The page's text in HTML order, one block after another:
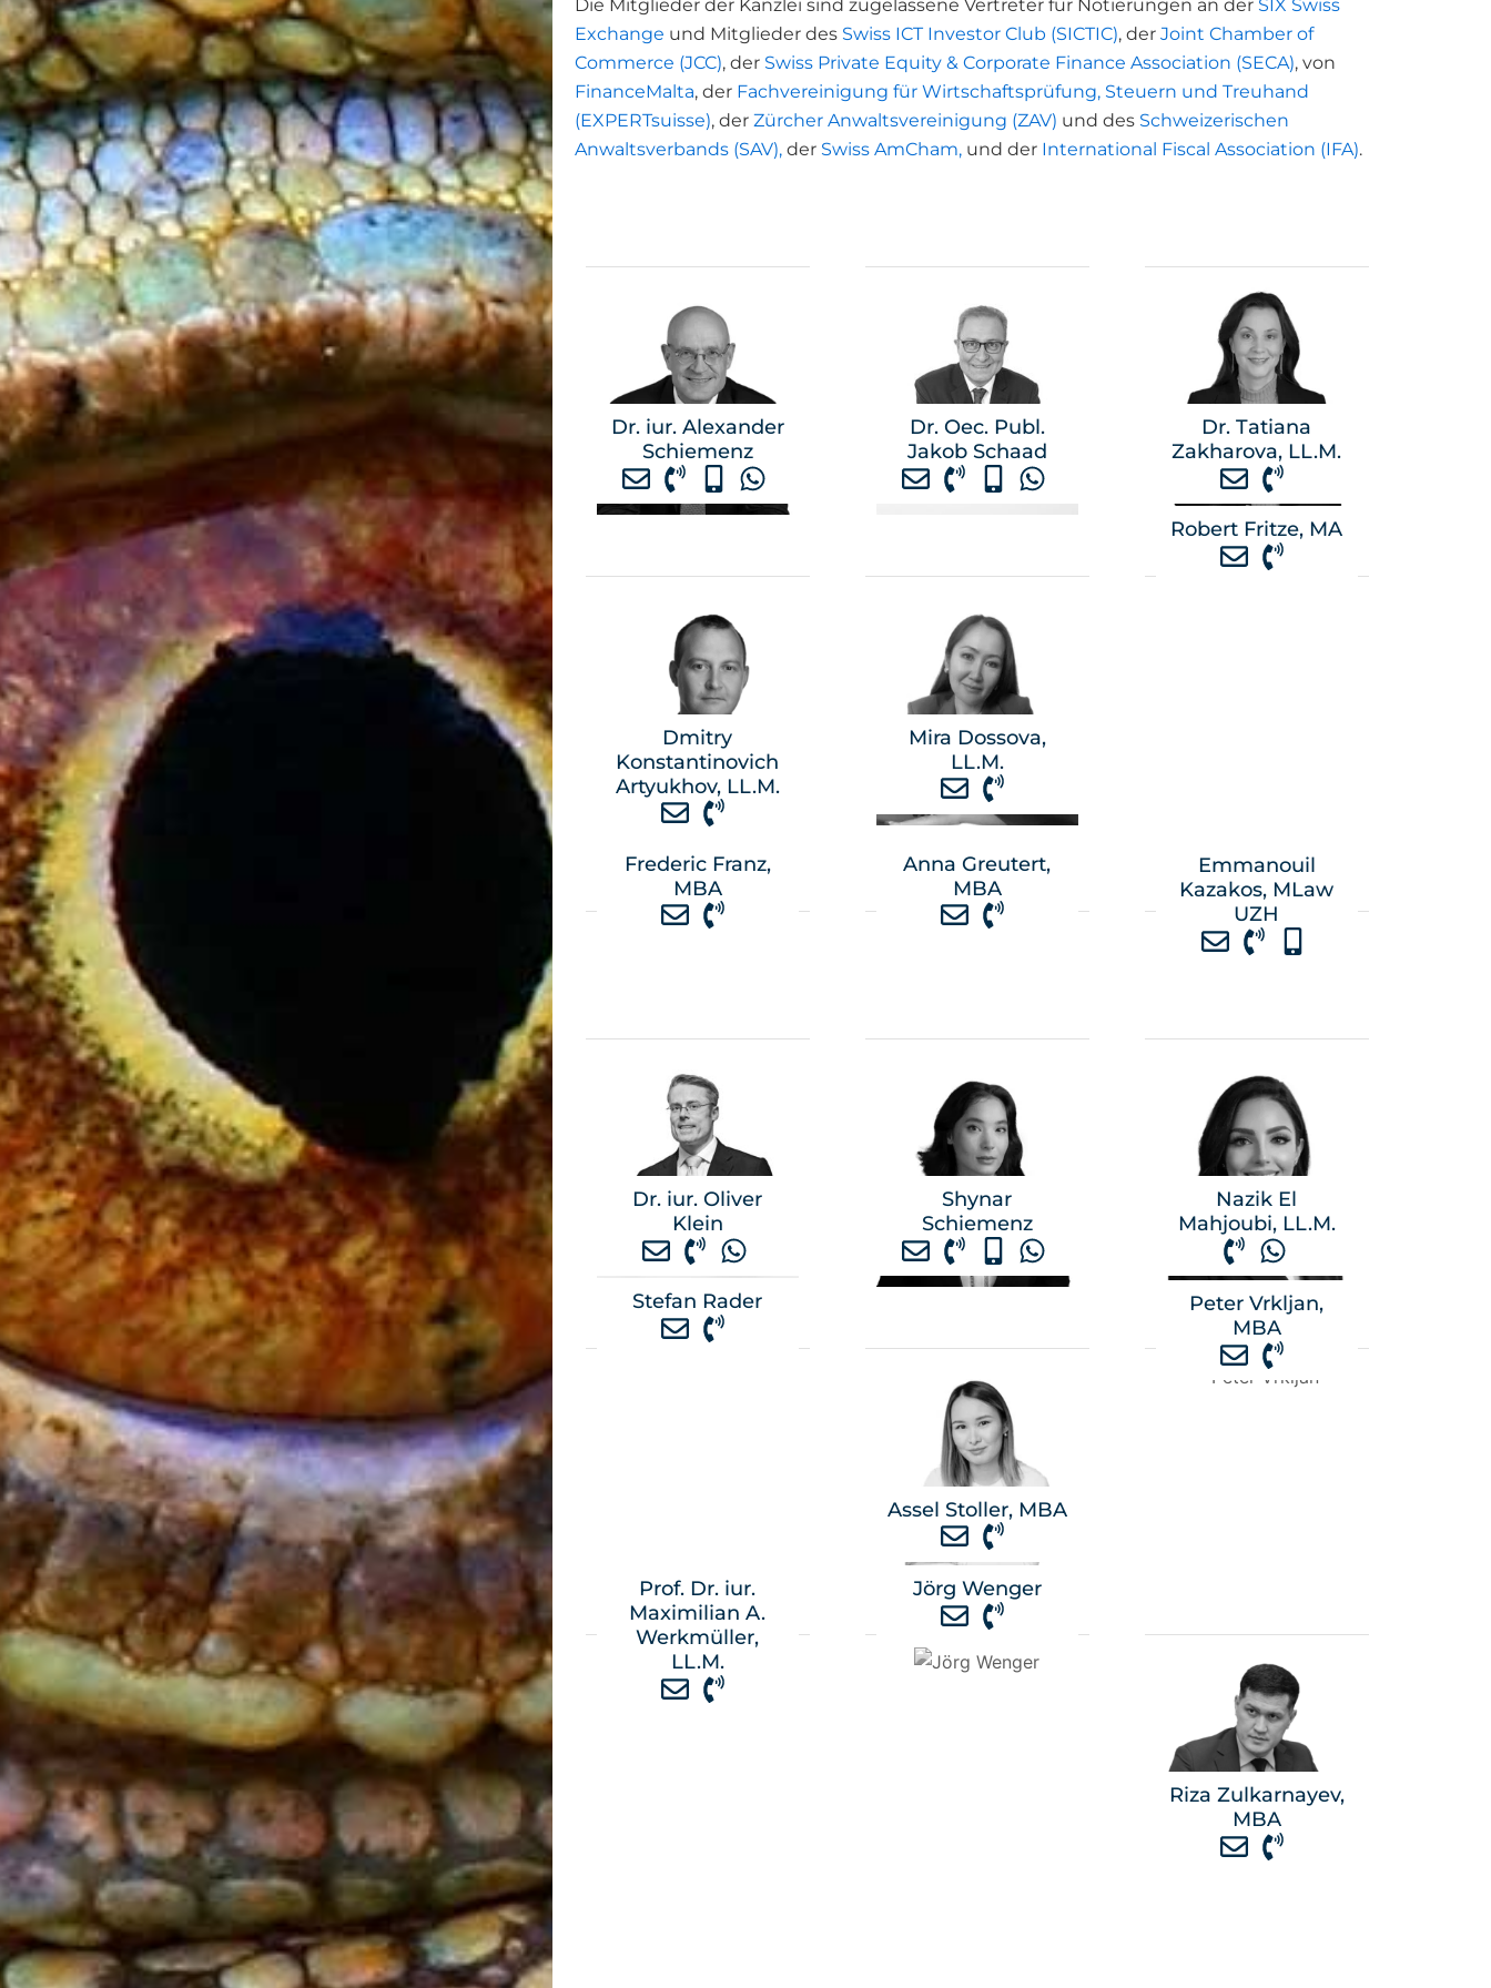
Die Mitglieder der Kanzlei sind zugelassene Vertreter für Notierungen an der SIX Swiss
Exchange und Mitglieder des Swiss ICT Investor Club (SICTIC), der Joint Chamber of
Commerce (JCC), der Swiss Private Equity & Corporate Finance Association (SECA), von
FinanceMalta, der Fachvereinigung für Wirtschaftsprüfung, Steuern und Treuhand
(EXPERTsuisse), der Zürcher Anwaltsvereinigung (ZAV) und des Schweizerischen
Anwaltsverbands (SAV), der Swiss AmCham,und der International Fiscal Association (IFA).
Dr. iur. Alexander
Schiemenz
Dr. Oec. Publ.
Jakob Schaad
Dr. Tatiana
Zakharova, LL.M.
Dmitry
Konstantinovich
Artyukhov, LL.M.
Mira Dossova,
LL.M.
Robert Fritze, MA
Frederic Franz,
MBA
Anna Greutert,
MBA
Emmanouil
Kazakos, MLaw
UZH
Dr. iur. Oliver
Klein
Shynar
Schiemenz
Nazik El
Mahjoubi, LL.M.
Stefan Rader
Assel Stoller, MBA
Peter Vrkljan,
MBA
Prof. Dr. iur.
Maximilian A.
Werkmüller,
LL.M.
Jörg Wenger
Riza Zulkarnayev,
MBA